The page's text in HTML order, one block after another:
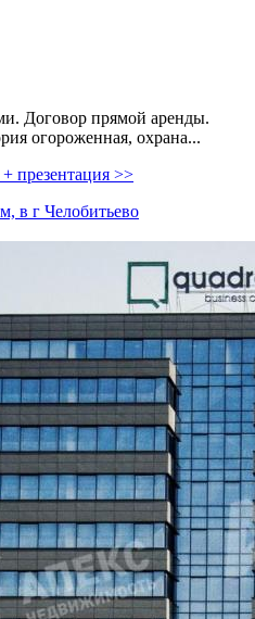
Договор прямой аренды.
огороженная,­ охрана...
презентация >>
в г Челобитьево